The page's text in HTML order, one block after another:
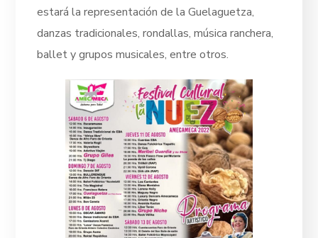
estará la representación de la Guelaguetza,
danzas tradicionales, rondallas, música ranchera,
ballet y grupos musicales, entre otros.